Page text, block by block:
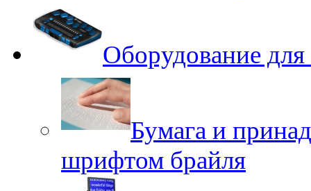
Оборудование
Бумага и
шрифтом брайля